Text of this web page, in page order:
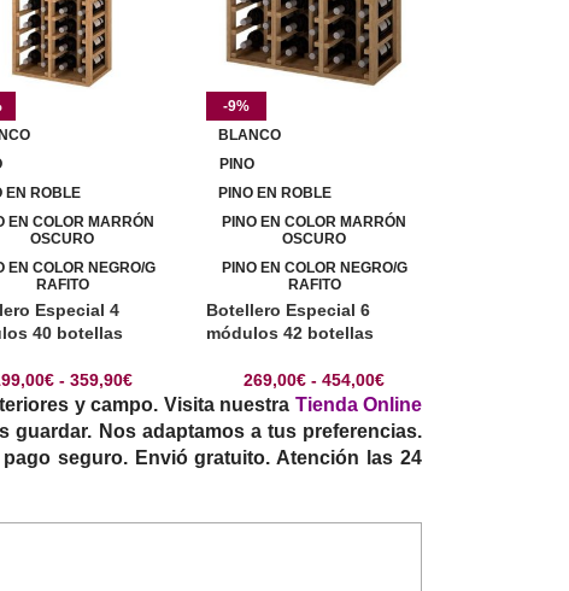
EN ROBLE
EN COLOR MARRÓN
OSCURO
EN COLOR NEGRO/G
RAFITO
Especial 4
40 botellas
€ - 359,90€
-9%
BLANCO
PINO
PINO EN ROBLE
PINO EN COLOR MARRÓN
OSCURO
PINO EN COLOR NEGRO/G
RAFITO
Botellero Especial 6
módulos 42 botellas
269,00€ - 454,00€
y campo. Visita nuestra Tienda Online
guardar. Nos adaptamos a tus preferencias.
seguro. Envió gratuito. Atención las 24